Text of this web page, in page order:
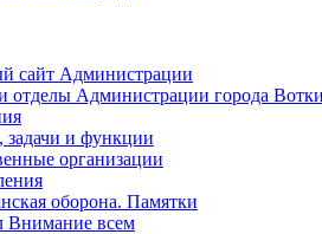
сайт Администрации
отделы Администрации города
и функции
организации
оборона. Памятки
Внимание всем